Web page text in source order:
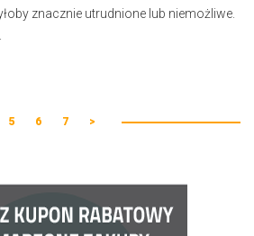
znacznie utrudnione lub niemożliwe.
5 6 7 >